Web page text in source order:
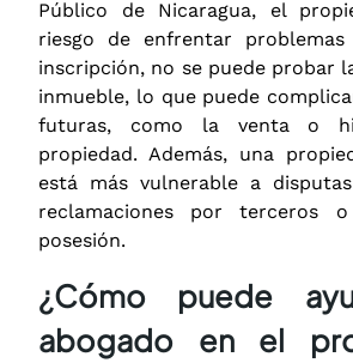
Público de Nicaragua, el
riesgo de enfrentar
inscripción, no se puede probar
inmueble, lo que puede
futuras, como la venta o
propiedad. Además, una
está más vulnerable a
reclamaciones por terceros
posesión.
¿Cómo puede
abogado en el